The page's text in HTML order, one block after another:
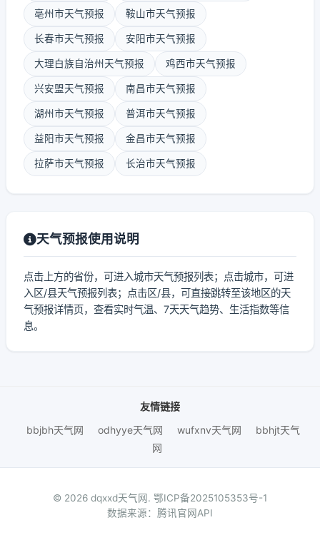
亳州市天气预报 鞍山市天气预报
长春市天气预报 安阳市天气预报
大理白族自治州天气预报 鸡西市天气预报
兴安盟天气预报 南昌市天气预报
湖州市天气预报 普洱市天气预报
益阳市天气预报 金昌市天气预报
拉萨市天气预报 长治市天气预报
天气预报使用说明
点击上方的省份，可进入城市天气预报列表；点击城市，可进
入区/县天气预报列表；点击区/县，可直接跳转至该地区的天
气预报详情页，查看实时气温、7天天气趋势、生活指数等信
息。
友情链接
bbjbh天气网
odhyye天气网 wufxnv天气网
bbhjt天气
网
© 2026 dqxxd天气网. 鄂ICP备2025105353号-1
数据来源：腾讯官网API